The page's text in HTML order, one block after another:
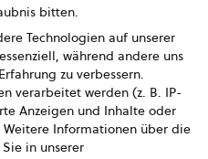
GmbH
bitten.
Technologien auf unserer
während andere uns
zu verbessern.
verarbeitet werden (z. B. IP-
Anzeigen und Inhalte oder
Weitere Informationen über die
in unserer